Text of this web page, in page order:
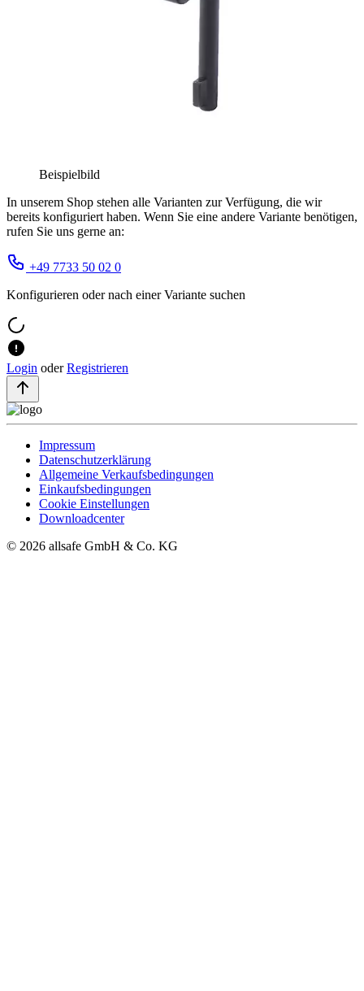
Beispielbild
In unserem Shop stehen alle Varianten zur Verfügung, die wir
bereits konfiguriert haben. Wenn Sie eine andere Variante benötigen,
rufen Sie uns gerne an:
+49 7733 50 02 0
Konfigurieren oder nach einer Variante suchen
Login oder Registrieren
Impressum
Datenschutzerklärung
Allgemeine Verkaufsbedingungen
Einkaufsbedingungen
Cookie Einstellungen
Downloadcenter
© 2026 allsafe GmbH & Co. KG